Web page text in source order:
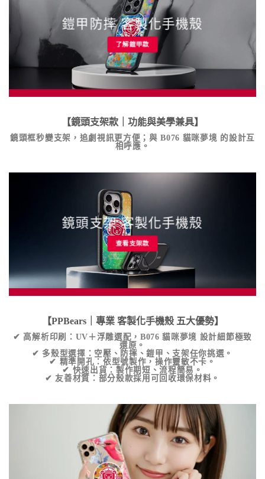
鎧甲防摔 客製化手機殼
了解鎧甲款
【鏡頭支架款｜功能與美學兼具】
鏡頭框秒變支架，追劇視訊更方便；與B076 貓咪夢境 的設計互
相呼應。
鏡頭支架 客製化手機殼
查看支架款
【PPBears｜專業 客製化手機殼五大優勢】
✔高解析印刷 ：UV＋浮雕選配， B076 貓咪夢境 設計細節極致
還原。
✔ 多殼型選擇 ：空壓、防摔、鎧甲、支架任你挑選。
✔ 精準開孔 ：依型號製作，操作靈敏不卡。
✔ 快速出貨 ：製作期短、流程簡易。
✔ 友善材質 ：部分殼款採用可回收環保材料。